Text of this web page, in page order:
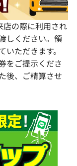
の際に利用され
しください。領
ただきます。
をご提示くださ
後、ご精算させ